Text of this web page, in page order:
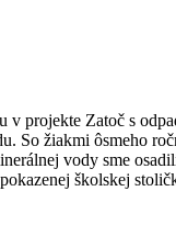
projekte Zatoč s
So žiakmi ôsmeho
vody sme
školskej